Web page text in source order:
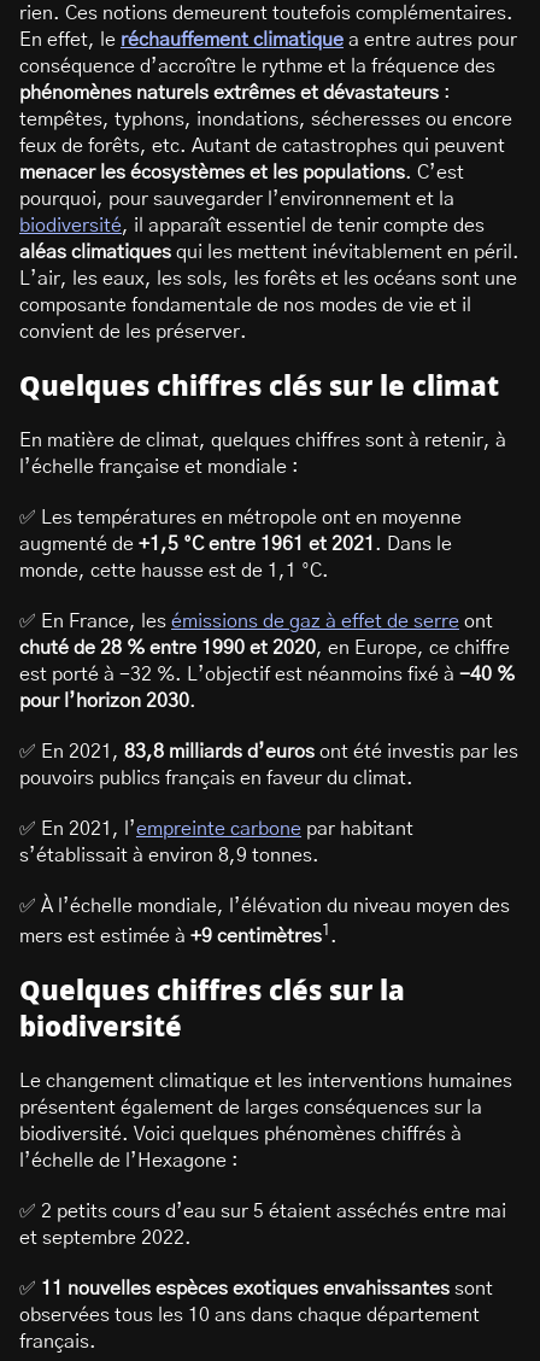
rien. Ces notions demeurent toutefois complémentaires.
En effet, le réchauffement climatique a entre autres pour
conséquence d’accroître le rythme et la fréquence des
phénomènes naturels extrêmes et dévastateurs :
tempêtes, typhons, inondations, sécheresses ou encore
feux de forêts, etc. Autant de catastrophes qui peuvent
menacer les écosystèmes et les populations. C’est
pourquoi, pour sauvegarder l’environnement et la
biodiversité, il apparaît essentiel de tenir compte des
aléas climatiques qui les mettent inévitablement en péril.
L’air, les eaux, les sols, les forêts et les océans sont une
composante fondamentale de nos modes de vie et il
convient de les préserver.
Quelques chiffres clés sur le climat
En matière de climat, quelques chiffres sont à retenir, à
l’échelle française et mondiale :
✅ Les températures en métropole ont en moyenne
augmenté de +1,5 °C entre 1961 et 2021 . Dans le
monde, cette hausse est de 1,1 °C.
✅ En France, les émissions de gaz à effet de serre ont
chuté de 28 % entre 1990 et 2020, en Europe, ce chiffre
est porté à -32 %. L’objectif est néanmoins fixé à -40 %
pour l’horizon 2030.
✅ En 2021, 83,8 milliards d’euros ont été investis par les
pouvoirs publics français en faveur du climat.
✅ En 2021, l’empreinte carbone par habitant
s’établissait à environ 8,9 tonnes.
✅ À l’échelle mondiale, l’élévation du niveau moyen des
mers est estimée à +9 centimètres1 .
Quelques chiffres clés sur la
biodiversité
Le changement climatique et les interventions humaines
présentent également de larges conséquences sur la
biodiversité. Voici quelques phénomènes chiffrés à
l’échelle de l’Hexagone :
✅ 2 petits cours d’eau sur 5 étaient asséchés entre mai
et septembre 2022.
✅ 11 nouvelles espèces exotiques envahissantes sont
observées tous les 10 ans dans chaque département
français.